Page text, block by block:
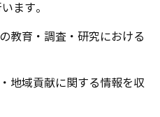
ます。
教育・調査・研究における
地域貢献に関する情報を収